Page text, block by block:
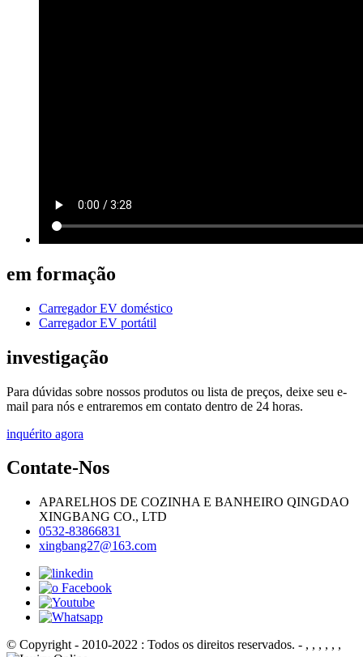
em formação
Carregador EV doméstico
Carregador EV portátil
investigação
Para dúvidas sobre nossos produtos ou lista de preços, deixe seu e-
mail para nós e entraremos em contato dentro de 24 horas.
inquérito agora
Contate-Nos
APARELHOS DE COZINHA E BANHEIRO QINGDAO
XINGBANG CO., LTD
0532-83866831
xingbang27@163.com
© Copyright - 2010-2022 : Todos os direitos reservados. - , , , , , ,